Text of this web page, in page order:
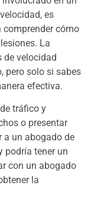
es
cómo
La
de velocidad
pero solo si sabes
efectiva.
tráfico y
o presentar
a un abogado de
podría tener un
con un abogado
la